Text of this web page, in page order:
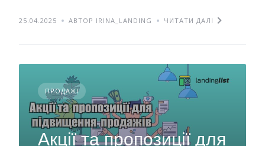
25.04.2025 АВТОР IRINA_LANDING ЧИТАТИ ДАЛІ
ПРОДАЖІ
Акції та пропозиції для